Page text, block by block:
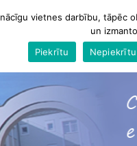
vietnes darbību, tāpēc
un
Piekrītu
Nepiekrītu